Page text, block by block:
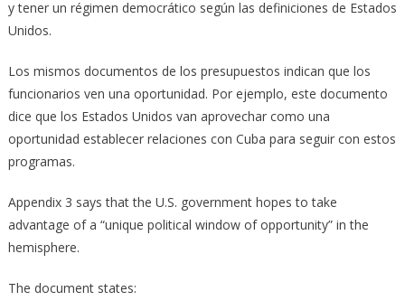
y tener un régimen democrático según las definiciones de Estados
Unidos.
Los mismos documentos de los presupuestos indican que los
funcionarios ven una oportunidad. Por ejemplo, este documento
dice que los Estados Unidos van aprovechar como una
oportunidad establecer relaciones con Cuba para seguir con estos
programas.
Appendix 3 says that the U.S. government hopes to take
advantage of a “unique political window of opportunity” in the
hemisphere.
The document states: